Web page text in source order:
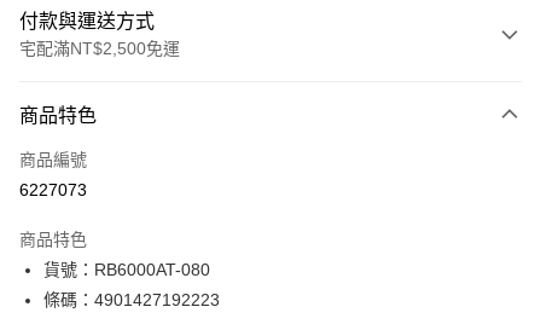
付款與運送方式
宅配滿NT$2,500免運
信用卡一次付款
Apple Pay
悠遊付
ATM付款
商品特色
商品編號
6227073
商品特色
貨號：RB6000AT-080
條碼：4901427192223